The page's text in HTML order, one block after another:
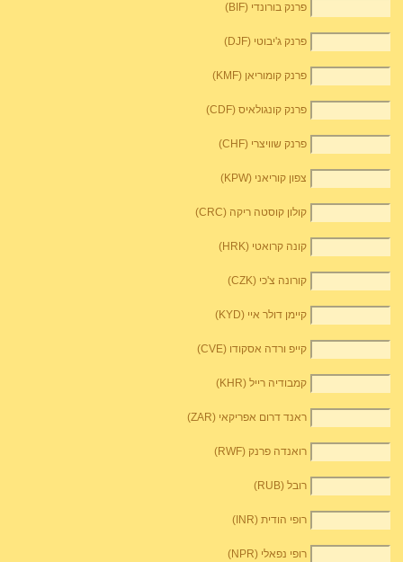
פרנק בורונדי (BIF)
פרנק ג'יבוטי (DJF)
פרנק קומוריאן (KMF)
פרנק קונגולאיס (CDF)
פרנק שוויצרי (CHF)
צפון קוריאני (KPW)
קולון קוסטה ריקה (CRC)
קונה קרואטי (HRK)
קורונה צ'כי (CZK)
קיימן דולר איי (KYD)
קייפ ורדה אסקודו (CVE)
קמבודיה רייל (KHR)
ראנד דרום אפריקאי (ZAR)
רואנדה פרנק (RWF)
רובל (RUB)
רופי הודית (INR)
רופי נפאלי (NPR)